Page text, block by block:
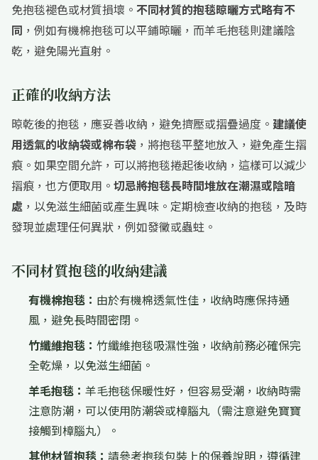
免抱毯褪色或材質損壞。 不同材質的抱毯晾曬方式略有不
同 ，例如有機棉抱毯可以平鋪晾曬，而羊毛抱毯則建議陰
乾，避免陽光直射。
正確的收納方法
晾乾後的抱毯，應妥善收納，避免擠壓或摺疊過度。 建議使
用透氣的收納袋或棉布袋 ，將抱毯平整地放入，避免產生摺
痕。如果空間允許，可以將抱毯捲起後收納，這樣可以減少
摺痕，也方便取用。 切忌將抱毯長時間堆放在潮濕或陰暗
處 ，以免滋生細菌或產生異味。定期檢查收納的抱毯，及時
發現並處理任何異狀，例如發黴或蟲蛀。
不同材質抱毯的收納建議
有機棉抱毯： 由於有機棉透氣性佳，收納時應保持通
風，避免長時間密閉。
竹纖維抱毯： 竹纖維抱毯吸濕性強，收納前務必確保完
全乾燥，以免滋生細菌。
羊毛抱毯： 羊毛抱毯保暖性好，但容易受潮，收納時需
注意防潮，可以使用防潮袋或樟腦丸（需注意避免寶寶
接觸到樟腦丸）。
其他材質抱毯： 請參考抱毯包裝上的保養說明，遵循建